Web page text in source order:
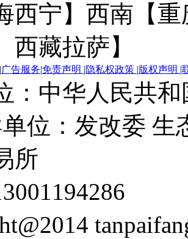
西宁】 西南【
西藏拉萨】
|广告服务|免责声明 |隐私权政策 |版权声明 |
：中华人民共
位：发改委 生
所